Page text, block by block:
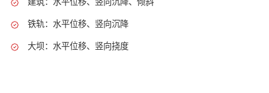
铁轨：水平位移、竖向沉降
大坝：水平位移、竖向挠度